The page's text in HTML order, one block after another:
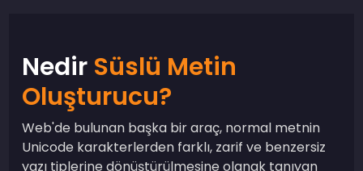
Nedir Süslü Metin
Oluşturucu?
Web'de bulunan başka bir araç, normal metnin
Unicode karakterlerden farklı, zarif ve benzersiz
yazı tiplerine dönüştürülmesine olanak tanıyan